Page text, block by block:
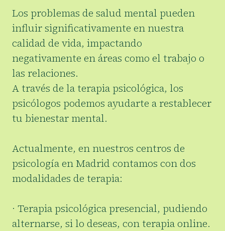
Los problemas de salud mental pueden
influir significativamente en nuestra
calidad de vida, impactando
negativamente en áreas como el trabajo o
las relaciones.
A través de la terapia psicológica, los
psicólogos podemos ayudarte a restablecer
tu bienestar mental.
Actualmente, en nuestros centros de
psicología en Madrid contamos con dos
modalidades de terapia:
· Terapia psicológica presencial, pudiendo
alternarse, si lo deseas, con terapia online.